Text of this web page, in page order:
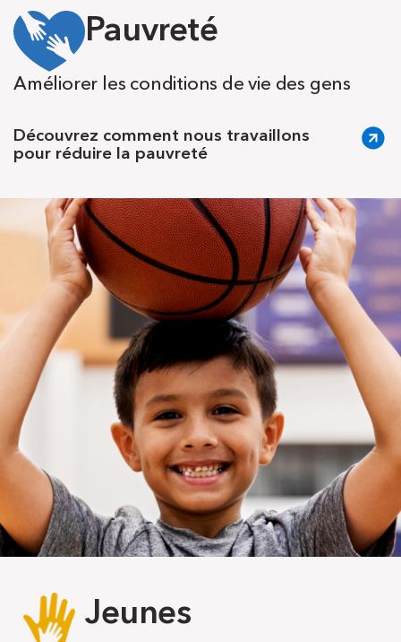
Pauvreté
Améliorer les conditions de vie des gens
Découvrez comment nous travaillons
pour réduire la pauvreté
Jeunes